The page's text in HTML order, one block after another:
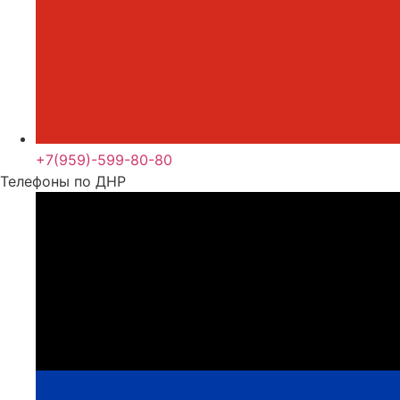
+7(959)-599-80-80
Телефоны по ДНР